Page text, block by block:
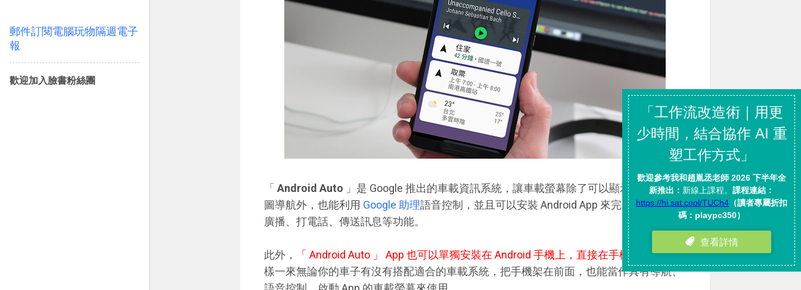
「 Android Auto 」是 Google 推出的車載資訊系統，讓車載螢幕除了可以顯示 Google 地
圖導航外，也能利用 Google 助理語音控制，並且可以安裝 Android App 來完成播放音樂、
廣播、打電話、傳送訊息等功能。
此外， 「 Android Auto 」 App 也可以單獨安裝在 Android 手機上，直接在手機上使用。這
樣一來無論你的車子有沒有搭配適合的車載系統，把手機架在前面，也能當作具有導航、
郵件訂閱電腦玩物隔週電子
報
歡迎加入臉書粉絲團